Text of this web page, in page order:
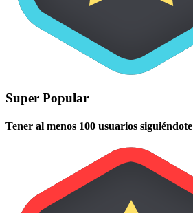
Super Popular
Tener al menos 100 usuarios siguiéndote